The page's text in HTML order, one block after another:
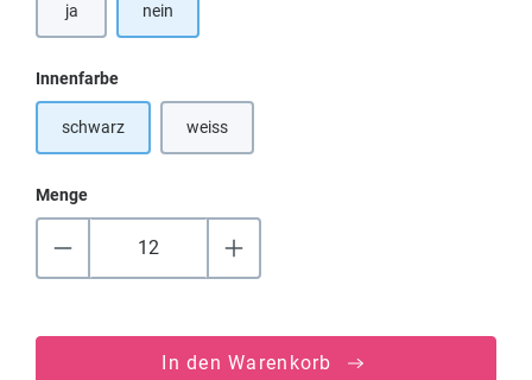
ja nein
Innenfarbeauswählen
schwarz weiss(Diese Option ist zurzeit nicht verfügbar.)
Menge
In den Warenkorb